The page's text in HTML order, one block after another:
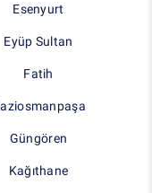
Esenyurt
Eyüp Sultan
Fatih
Güngören
Kağıthane